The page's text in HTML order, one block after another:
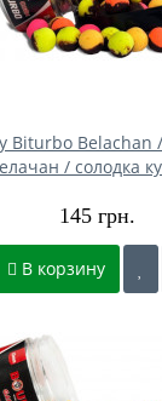
Biturbo Belachan
/ солодка
145 грн.
В корзину